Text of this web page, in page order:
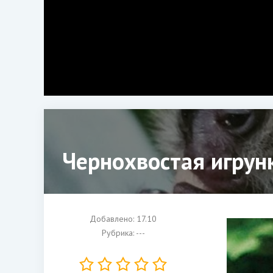
Чернохвостая
Добавлено: 17.10
Рубрика: ---